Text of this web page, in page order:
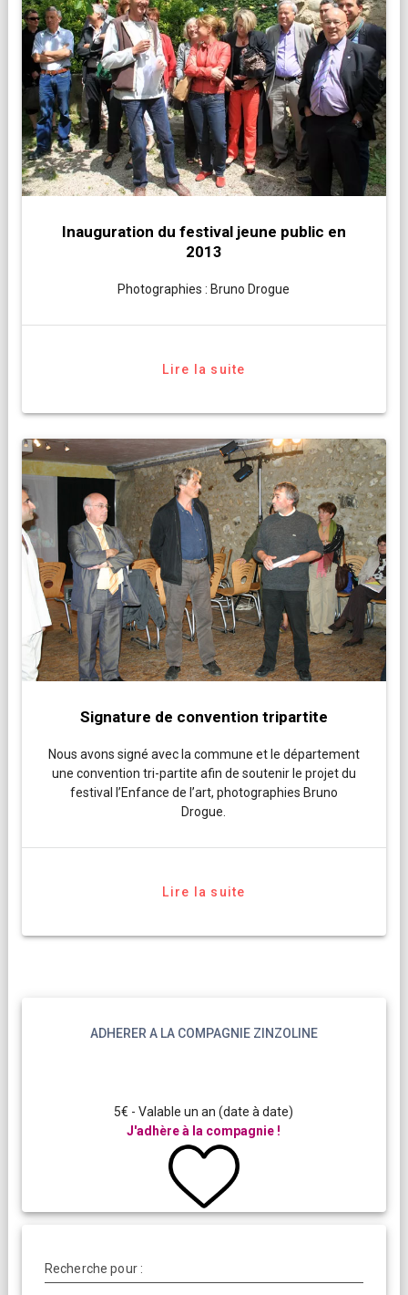
Inauguration du festival jeune public en
2013
Photographies : Bruno Drogue
Lire la suite
Signature de convention tripartite
Nous avons signé avec la commune et le département
une convention tri-partite afin de soutenir le projet du
festival l’Enfance de l’art, photographies Bruno
Drogue.
Lire la suite
ADHERER A LA COMPAGNIE ZINZOLINE
5€ - Valable un an (date à date)
J'adhère à la compagnie !
Recherche pour :